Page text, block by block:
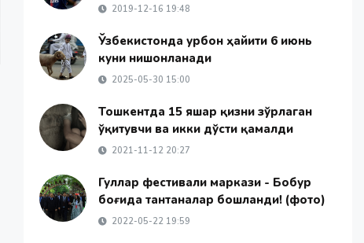
2019-12-16 19:48
Ўзбекистонда Қурбон ҳайити 6 июнь
куни нишонланади
2025-05-30 15:00
Тошкентда 15 яшар қизни зўрлаган
ўқитувчи ва икки дўсти қамалди
2021-11-12 20:27
Гуллар фестивали маркази - Бобур
боғида тантаналар бошланди! (фото)
2022-05-22 19:59